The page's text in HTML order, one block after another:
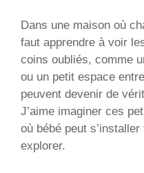
Dans une maison où
faut apprendre à voir
coins oubliés, comme
ou un petit espace
peuvent devenir de
J’aime imaginer ces
où bébé peut
explorer.